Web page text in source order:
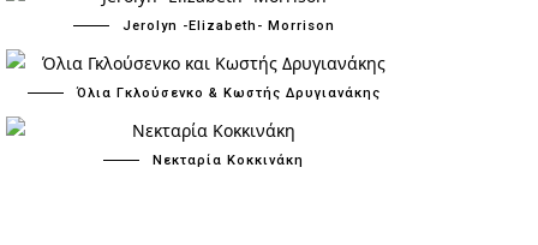
Jerolyn -Elizabeth- Morrison
Όλια Γκλούσενκο & Κωστής Δρυγιανάκης
Νεκταρία Κοκκινάκη